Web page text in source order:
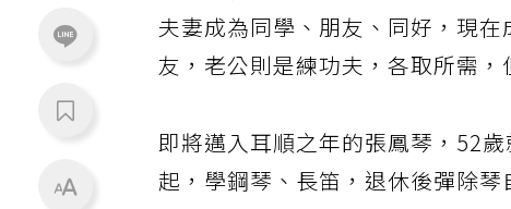
夫妻成為同學、朋友、同好，現
友，老公則是練功夫，各取所需，
即將邁入耳順之年的張鳳琴，52
起，學鋼琴、長笛，退休後彈除